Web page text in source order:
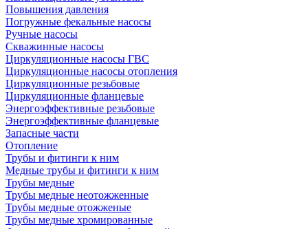
Повышения давления
Погружные фекальные насосы
Ручные насосы
Скважинные насосы
Циркуляционные насосы ГВС
Циркуляционные насосы отопления
Циркуляционные резьбовые
Циркуляционные фланцевые
Энергоэффективные резьбовые
Энергоэффективные фланцевые
Запасные части
Отопление
Трубы и фитинги к ним
Медные трубы и фитинги к ним
Трубы медные
Трубы медные неотожженные
Трубы медные отожженые
Трубы медные хромированные